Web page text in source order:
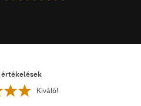
értékelések
Kiváló!